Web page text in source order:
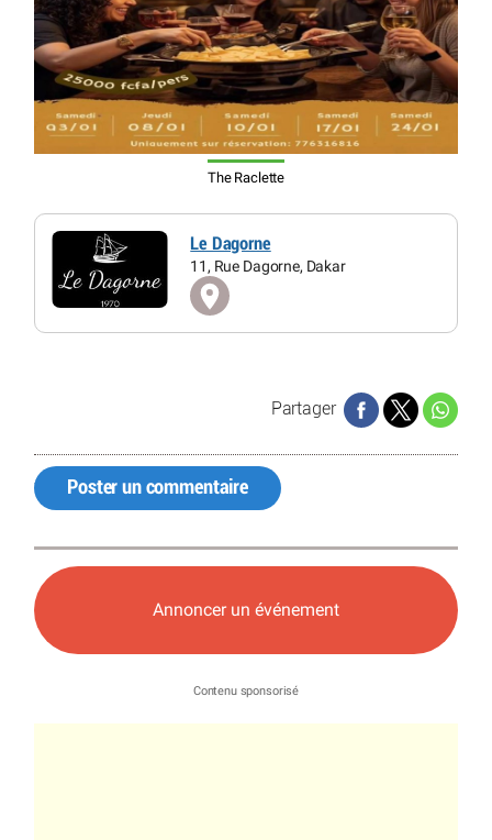
The Raclette
Le Dagorne
11, Rue Dagorne, Dakar
Partager
Poster un commentaire
Annoncer un événement